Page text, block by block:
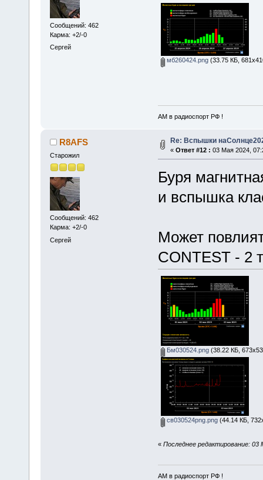
Сообщений: 462
Карма: +2/-0
Сергей
мб260424.png(33.75 КБ,
АМ в радиоспорт РФ !
R8AFS
Старожил
Сообщений: 462
Карма: +2/-0
Сергей
Re: Вспышки
« Ответ #12 : 03 Мая 2024,
Буря
и вспышка
Может
CONTEST - 2
Бм030524.png(38.22 КБ,
св030524png.png(44.14 КБ,
« Последнее редактирование: 03
АМ в радиоспорт РФ !